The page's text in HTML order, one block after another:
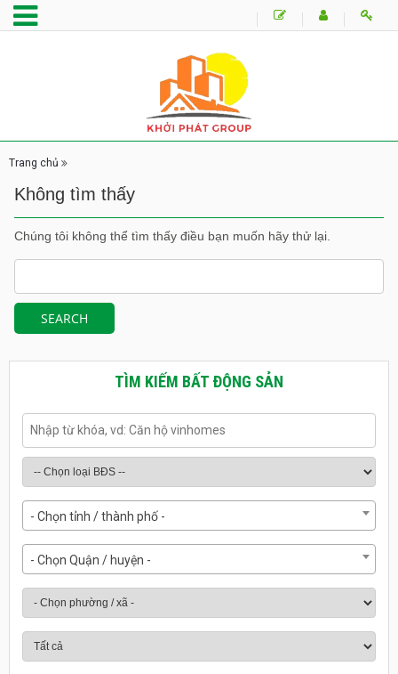
Trang chủ
Không tìm thấy
Chúng tôi không thể tìm thấy điều bạn muốn hãy thử lại.
TÌM KIẾM BẤT ĐỘNG SẢN
- Chọn tỉnh / thành phố -
- Chọn Quận / huyện -